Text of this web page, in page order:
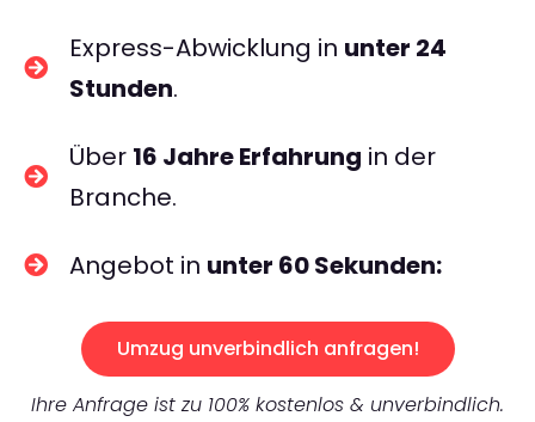
Express-Abwicklung in unter 24
Stunden.
Über 16 Jahre Erfahrung in der
Branche.
Angebot in unter 60 Sekunden:
Umzug unverbindlich anfragen!
Ihre Anfrage ist zu 100% kostenlos & unverbindlich.